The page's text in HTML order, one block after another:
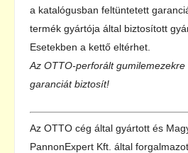
a katalógusban feltüntetett
termék gyártója által biztosított
Esetekben a kettő eltérhet.
Az OTTO-perforált
garanciát biztosít!
Az OTTO cég által gyártott és
PannonExpert Kft. által